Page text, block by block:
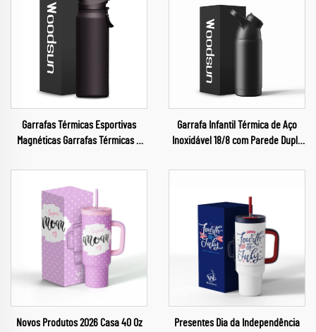
Garrafas Térmicas Esportivas
Magnéticas Garrafas Térmicas a
Viagem Garrafa de Água
Personalizada
Garrafa Infantil Térmica de Aço
Inoxidável 18/8 com Parede Dupla
Novos Produtos 2026 Casa 40 Oz
Presentes Dia da Independência